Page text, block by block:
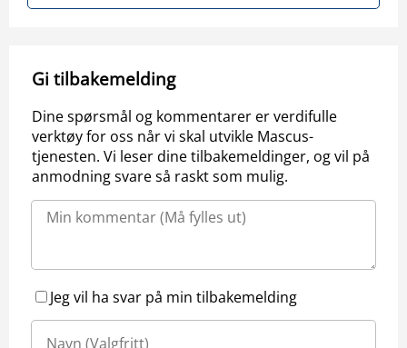
Gi tilbakemelding
Dine spørsmål og kommentarer er verdifulle
verktøy for oss når vi skal utvikle Mascus-
tjenesten. Vi leser dine tilbakemeldinger, og vil på
anmodning svare så raskt som mulig.
Jeg vil ha svar på min tilbakemelding